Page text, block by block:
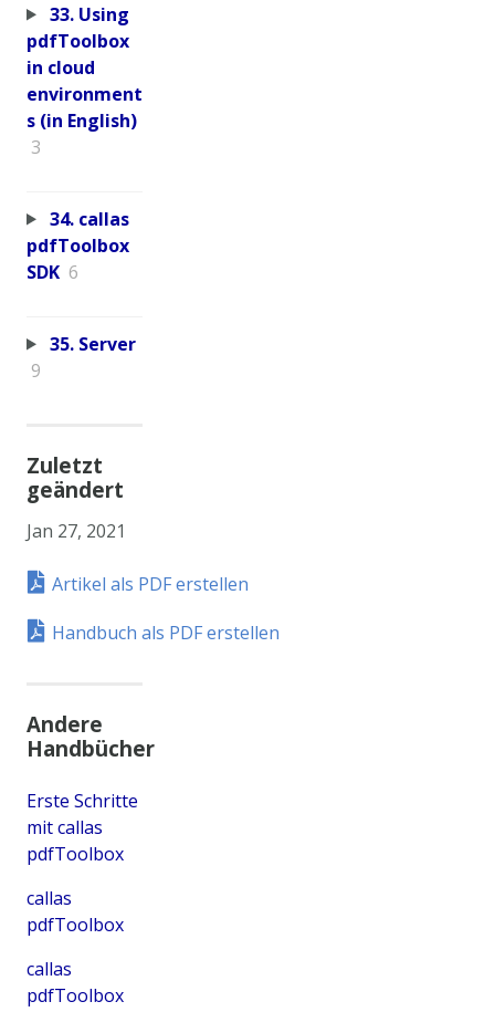
33. Using
pdfToolbox
in cloud
environment
s (in English)
3
34. callas
pdfToolbox
SDK 6
35. Server
9
Zuletzt
geändert
Jan 27, 2021
Artikel als PDF erstellen
Handbuch als PDF erstellen
Andere
Handbücher
Erste Schritte
mit callas
pdfToolbox
callas
pdfToolbox
callas
pdfToolbox